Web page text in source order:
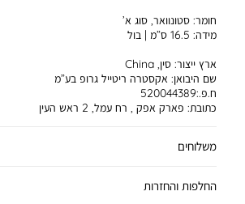
חומר: סטונוואר, סוג א’
מידה: 16.5 ס”מ | בול
ארץ ייצור: סין, China
שם היבואן: אקסטרה ריטייל גרופ בע”מ
ח.פ.:520044389
כתובת: פארק אפק , רח עמל, 2 ראש העין
משלוחים
החלפות והחזרות